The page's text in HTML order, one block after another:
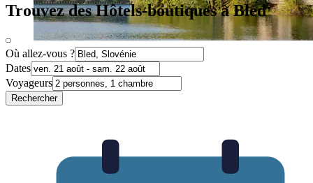
Trouvez des Hôtels-boutiques à Bled
Où allez-vous ?
Dates
Voyageurs
Rechercher